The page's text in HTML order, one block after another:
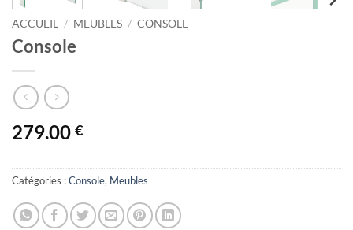
ACCUEIL / MEUBLES / CONSOLE
Console
279.00 €
Catégories :Console, Meubles